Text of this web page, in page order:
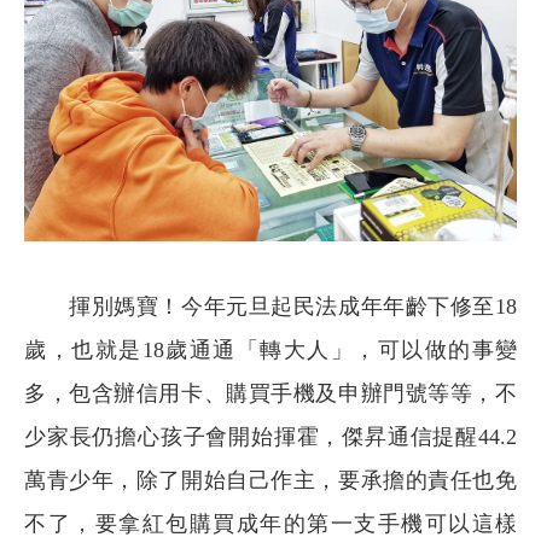
揮別媽寶！今年元旦起民法成年年齡下修至18
歲，也就是18歲通通「轉大人」，可以做的事變
多，包含辦信用卡、購買手機及申辦門號等等，不
少家長仍擔心孩子會開始揮霍，傑昇通信提醒44.2
萬青少年，除了開始自己作主，要承擔的責任也免
不了，要拿紅包購買成年的第一支手機可以這樣